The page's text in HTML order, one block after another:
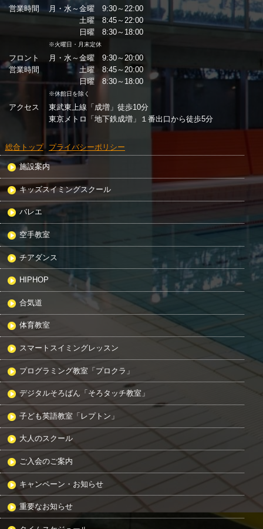
営業時間
月・水～金曜 9:30～22:00
土曜 8:45～22:00
日曜 8:30～18:00
※火曜日・月末定休
フロント
営業時間
月・水～金曜 9:30～20:00
土曜 8:45～20:00
日曜 8:30～18:00
※休館日を除く
アクセス
東武東上線「成増」徒歩10分
東京メトロ「地下鉄成増」１番出口から徒歩5分
総合トップ プライバシーポリシー
施設案内
キッズスイミングスクール
バレエ
空手教室
チアダンス
HIPHOP
合気道
体育教室
スマートスイミングレッスン
プログラミング教室「プロクラ」
デジタルそろばん「そろタッチ教室」
子ども英語教室「レプトン」
大人のスクール
ご入会のご案内
キャンペーン・お知らせ
重要なお知らせ